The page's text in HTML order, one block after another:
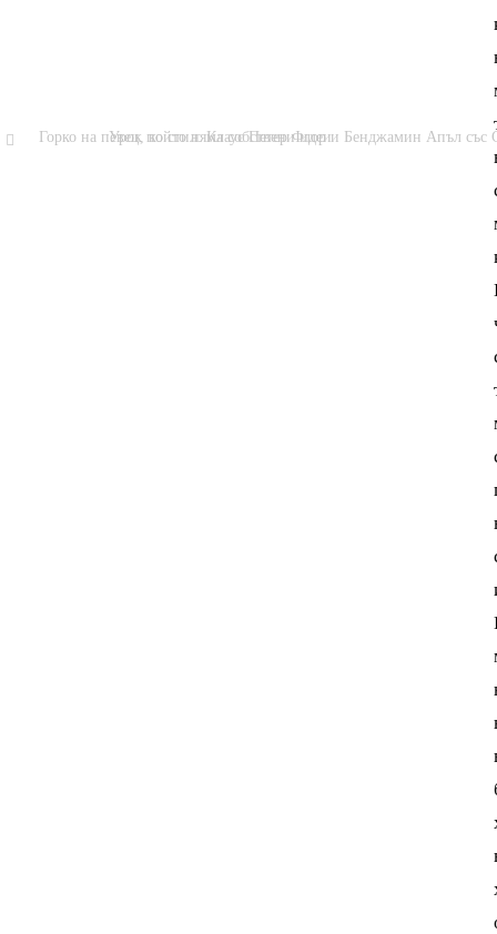
 Горко на певец, който няма собствени идеи
Урок по стил: Клаус Петер Флор и Бенджамин Апъл със